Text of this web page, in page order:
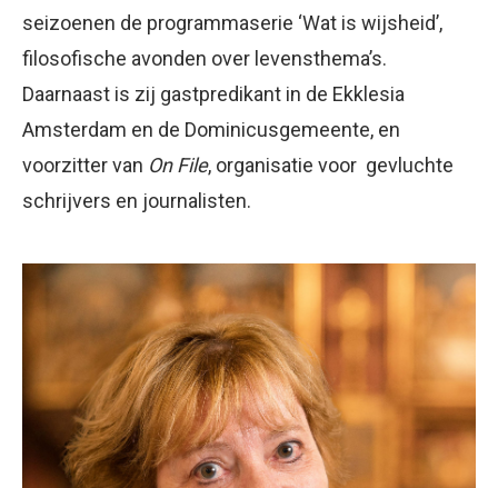
seizoenen de programmaserie ‘Wat is wijsheid’,
filosofische avonden over levensthema’s.
Daarnaast is zij gastpredikant in de Ekklesia
Amsterdam en de Dominicusgemeente, en
voorzitter van On File, organisatie voor gevluchte
schrijvers en journalisten.